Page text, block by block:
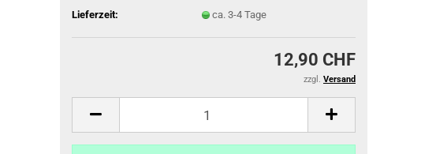
Lieferzeit:
ca. 3-4 Tage
12,90 CHF
zzgl. Versand